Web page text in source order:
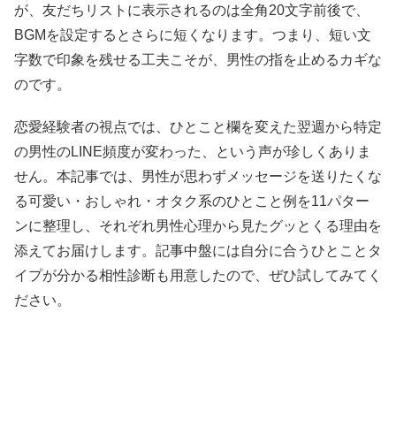
が、友だちリストに表示されるのは全角20文字前後で、
BGMを設定するとさらに短くなります。つまり、短い文
字数で印象を残せる工夫こそが、男性の指を止めるカギな
のです。
恋愛経験者の視点では、ひとこと欄を変えた翌週から特定
の男性のLINE頻度が変わった、という声が珍しくありま
せん。本記事では、男性が思わずメッセージを送りたくな
る可愛い・おしゃれ・オタク系のひとこと例を11パター
ンに整理し、それぞれ男性心理から見たグッとくる理由を
添えてお届けします。記事中盤には自分に合うひとことタ
イプが分かる相性診断も用意したので、ぜひ試してみてく
ださい。